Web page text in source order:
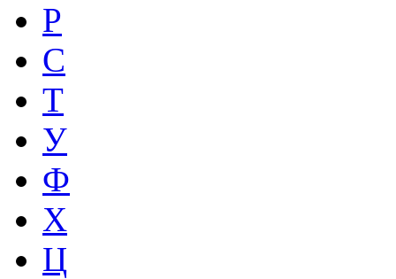
Р
С
Т
У
Ф
Х
Ц